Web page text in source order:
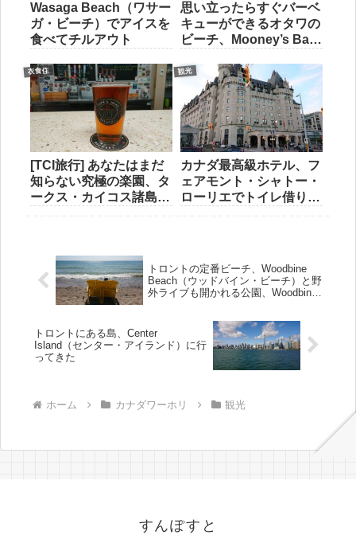
Wasaga Beach（ワサー
ガ・ビーチ）でアイスを
食べてチルアウト
思い立ったらすぐバーベ
キューができるオタワの
ビーチ、Mooney’s Bay
イ）
衣食住
[TCI旅行] あなたはまだ
知らない究極の楽園、タ
ークス・カイコス諸島
観光
カナダ最高級ホテル、フ
ェアモント・シャトー・
ローリエでトイレ借りて
トロントの定番ビーチ、Woodbine
Beach（ウッドバイン・ビーチ）と野
外ライブも開かれる公園、Woodbine
トロントにある島、Center
Island（センター・アイランド）に行
ってきた
ホーム カナダワーホリ 観光
すんぽすと